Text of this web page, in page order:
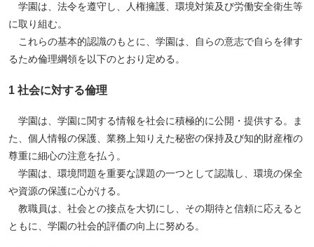
学園は、法令を遵守し、人権擁護、環境対策及び労働安全衛生等
に取り組む。
これらの基本的認識のもとに、学園は、自らの意志で自らを律す
るため倫理綱領を以下のとおり定める。
1 社会に対する倫理
学園は、学園に関する情報を社会に積極的に公開・提供する。ま
た、個人情報の保護、業務上知りえた秘密の保持及び知的財産権の
尊重に細心の注意を払う。
学園は、環境問題を重要な課題の一つとして認識し、環境の保全
や資源の保護に心がける。
教職員は、社会との接点を大切にし、その期待と信頼に応えると
ともに、学園の社会的評価の向上に努める。